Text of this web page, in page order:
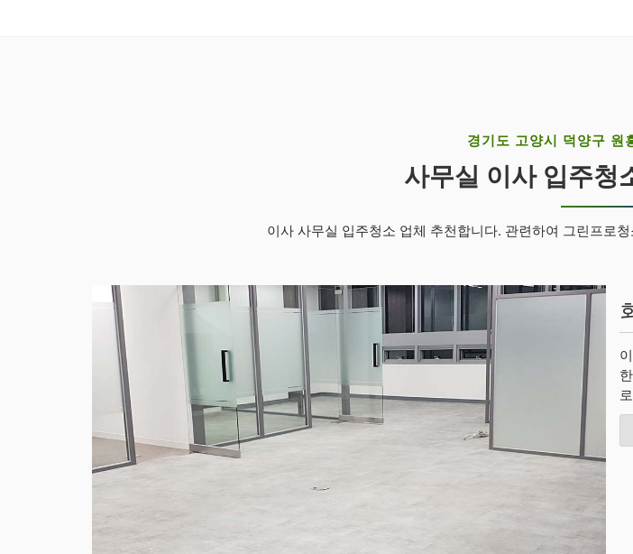
경기도 고양시 덕양구 원
사무실 이사 입주청
이사 사무실 입주청소 업체 추천합니다. 관련하여 그린프로